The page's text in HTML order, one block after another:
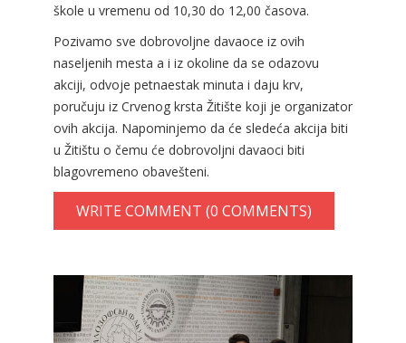
škole u vremenu od 10,30 do 12,00 časova.
Pozivamo sve dobrovoljne davaoce iz ovih
naseljenih mesta a i iz okoline da se odazovu
akciji, odvoje petnaestak minuta i daju krv,
poručuju iz Crvenog krsta Žitište koji je organizator
ovih akcija. Napominjemo da će sledeća akcija biti
u Žitištu o čemu će dobrovoljni davaoci biti
blagovremeno obavešteni.
WRITE COMMENT (0 COMMENTS)